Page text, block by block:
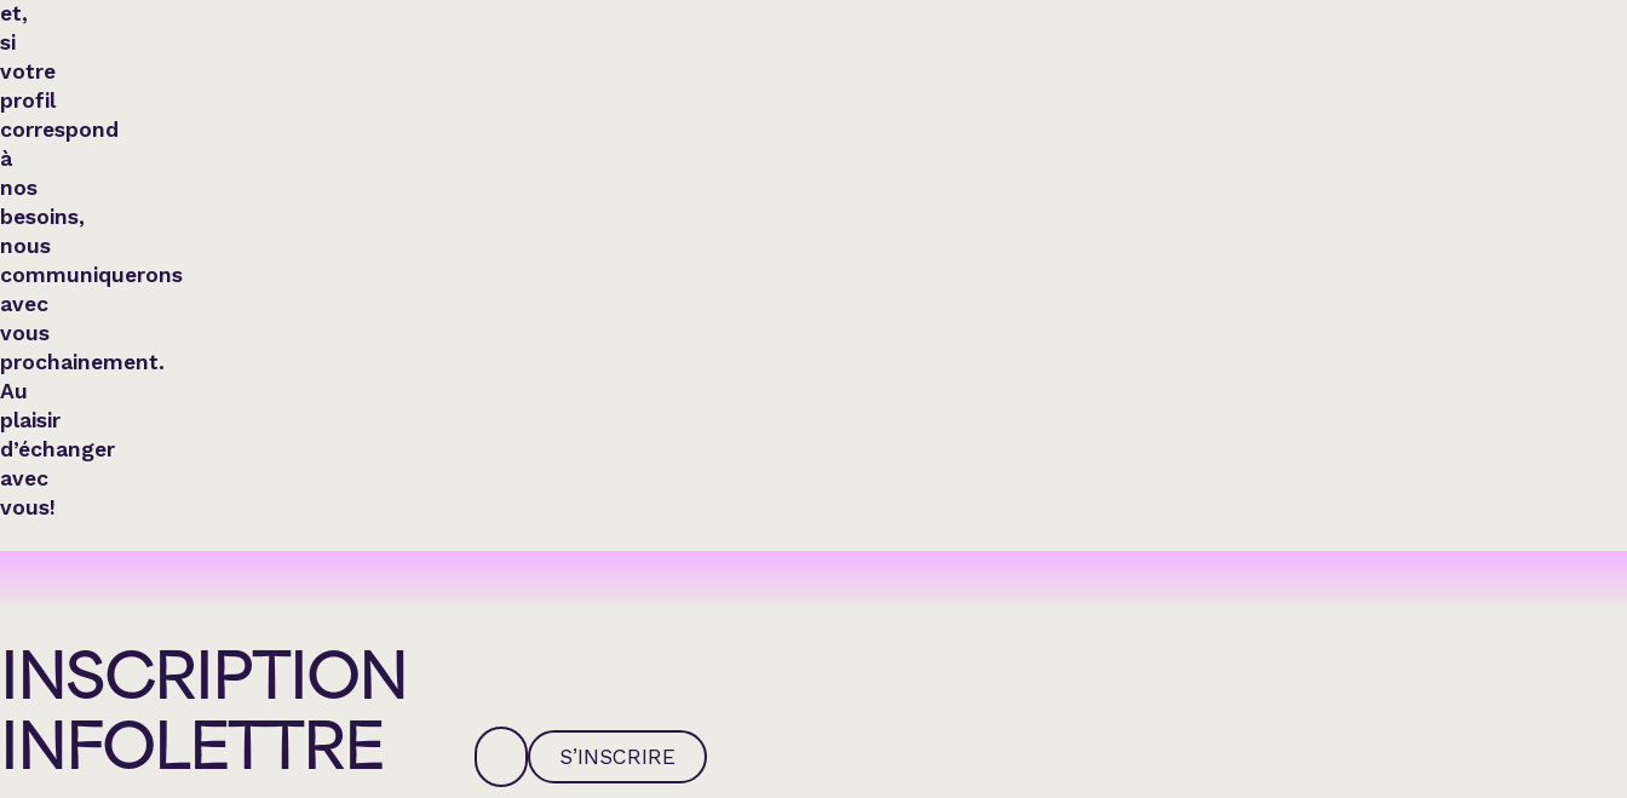
Country
et,
si
votre
profil
correspond
à
nos
besoins,
nous
communiquerons
avec
vous
prochainement.
Au
plaisir
d’échanger
avec
vous!
INSCRIPTION
INFOLETTRE
S’INSCRIRE